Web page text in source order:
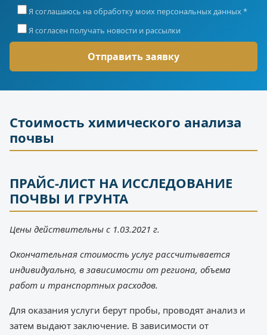
Я соглашаюсь на обработку моих персональных данных *
Я согласен получать новости и рассылки
Стоимость химического анализа
почвы
ПРАЙС-ЛИСТ НА ИССЛЕДОВАНИЕ
ПОЧВЫ И ГРУНТА
Цены действительны с 1.03.2021 г.
Окончательная стоимость услуг рассчитывается
индивидуально, в зависимости от региона, объема
работ и транспортных расходов.
Для оказания услуги берут пробы, проводят анализ и
затем выдают заключение. В зависимости от